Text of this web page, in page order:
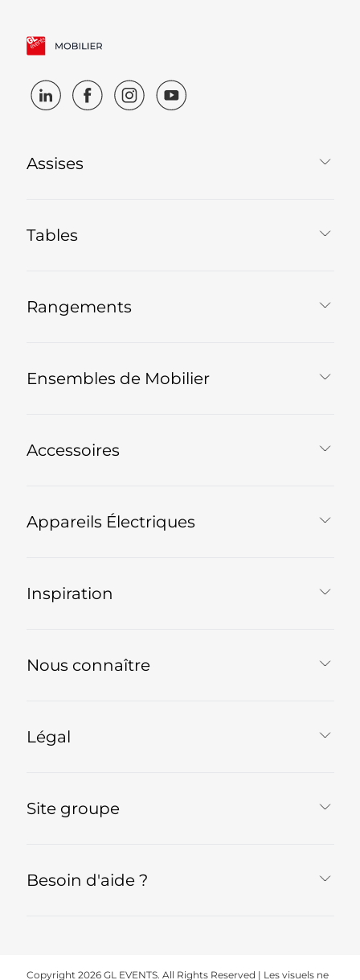
Assises
Tables
Rangements
Ensembles de Mobilier
Accessoires
Appareils Électriques
Inspiration
Nous connaître
Légal
Site groupe
Besoin d'aide ?
Copyright 2026 GL EVENTS. All Rights Reserved | Les visuels ne